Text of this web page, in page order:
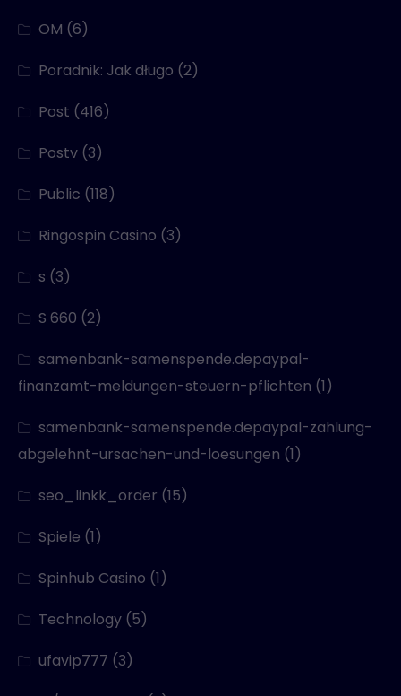
OM (6)
Poradnik: Jak długo (2)
Post (416)
Postv (3)
Public (118)
Ringospin Casino (3)
s (3)
S 660 (2)
samenbank-samenspende.depaypal-
finanzamt-meldungen-steuern-pflichten (1)
samenbank-samenspende.depaypal-zahlung-
abgelehnt-ursachen-und-loesungen (1)
seo_linkk_order (15)
Spiele (1)
Spinhub Casino (1)
Technology (5)
ufavip777 (3)